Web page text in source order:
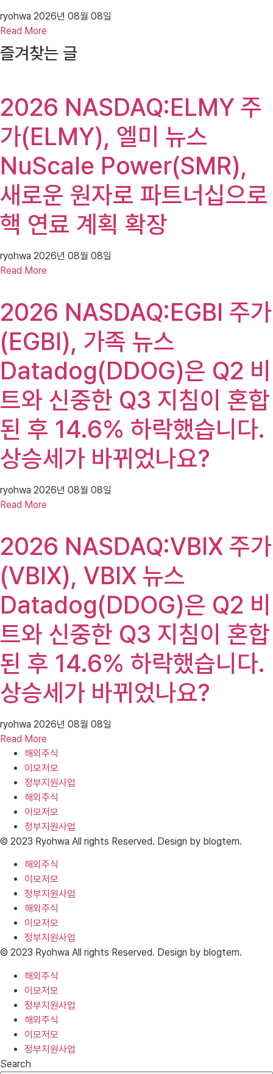
ryohwa 2026년 08월 08일
Read More
즐겨찾는 글
2026 NASDAQ:ELMY 주
가(ELMY), 엘미 뉴스
NuScale Power(SMR),
새로운 원자로 파트너십으로
핵 연료 계획 확장
ryohwa 2026년 08월 08일
Read More
2026 NASDAQ:EGBI 주가
(EGBI), 가족 뉴스
Datadog(DDOG)은 Q2 비
트와 신중한 Q3 지침이 혼합
된 후 14.6% 하락했습니다.
상승세가 바뀌었나요?
ryohwa 2026년 08월 08일
Read More
2026 NASDAQ:VBIX 주가
(VBIX), VBIX 뉴스
Datadog(DDOG)은 Q2 비
트와 신중한 Q3 지침이 혼합
된 후 14.6% 하락했습니다.
상승세가 바뀌었나요?
ryohwa 2026년 08월 08일
Read More
해외주식
이모저모
정부지원사업
해외주식
이모저모
정부지원사업
© 2023 Ryohwa All rights Reserved. Design by blogtem.
해외주식
이모저모
정부지원사업
해외주식
이모저모
정부지원사업
© 2023 Ryohwa All rights Reserved. Design by blogtem.
해외주식
이모저모
정부지원사업
해외주식
이모저모
정부지원사업
Search